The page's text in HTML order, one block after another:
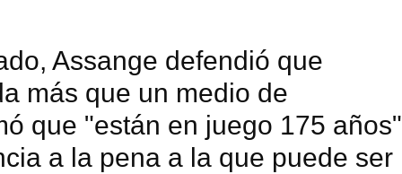
Assange defendió que
más que un medio de
que "están en juego 175 años"
a la pena a la que puede ser